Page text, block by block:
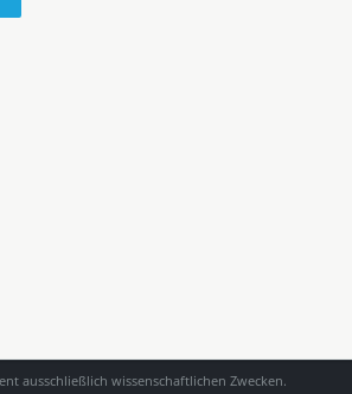
ausschließlich wissenschaftlichen Zwecken.